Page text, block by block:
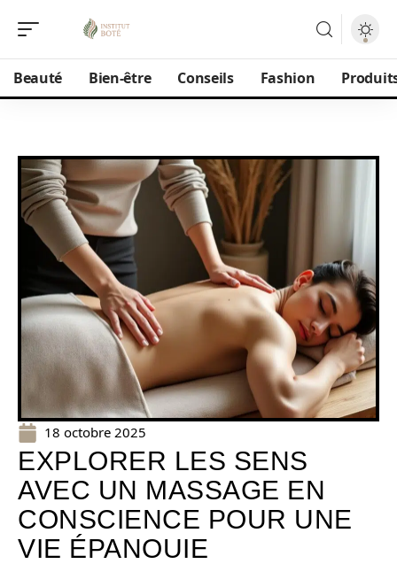
Beauté Bien-être Conseils Fashion
18 octobre 2025
EXPLORER LES SENS
AVEC UN MASSAGE EN
CONSCIENCE POUR UNE
VIE ÉPANOUIE